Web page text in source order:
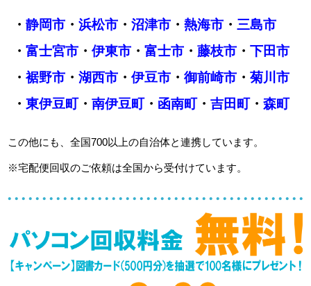
・ 静岡市・ 浜松市・ 沼津市・ 熱海市・ 三島市
・ 富士宮市・ 伊東市・ 富士市・ 藤枝市・ 下田市
・ 裾野市・ 湖西市・ 伊豆市・ 御前崎市・ 菊川市
・ 東伊豆町・ 南伊豆町・ 函南町・ 吉田町・ 森町
この他にも、全国700以上の自治体と連携しています。
※宅配便回収のご依頼は全国から受付けています。